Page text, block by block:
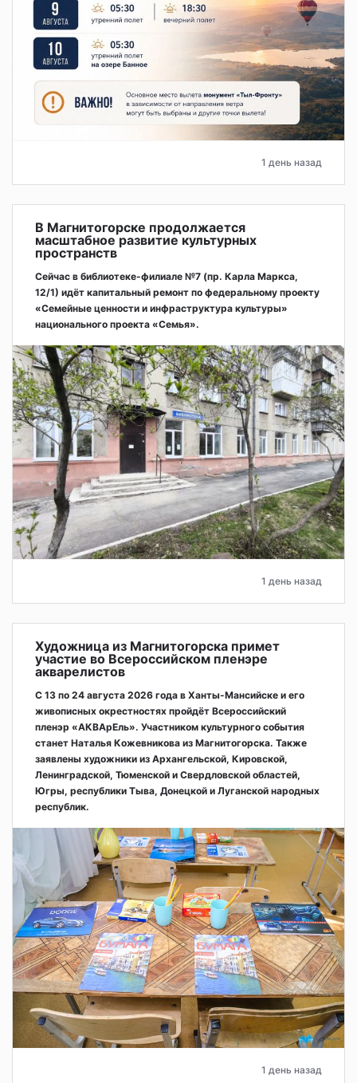
1 день назад
В Магнитогорске продолжается
масштабное развитие культурных
пространств
Сейчас в библиотеке-филиале №7 (пр. Карла Маркса,
12/1) идёт капитальный ремонт по федеральному проекту
«Семейные ценности и инфраструктура культуры»
национального проекта «Семья».
1 день назад
Художница из Магнитогорска примет
участие во Всероссийском пленэре
акварелистов
С 13 по 24 августа 2026 года в Ханты-Мансийске и его
живописных окрестностях пройдёт Всероссийский
пленэр «АКВАрЕль». Участником культурного события
станет Наталья Кожевникова из Магнитогорска. Также
заявлены художники из Архангельской, Кировской,
Ленинградской, Тюменской и Свердловской областей,
Югры, республики Тыва, Донецкой и Луганской народных
республик.
1 день назад